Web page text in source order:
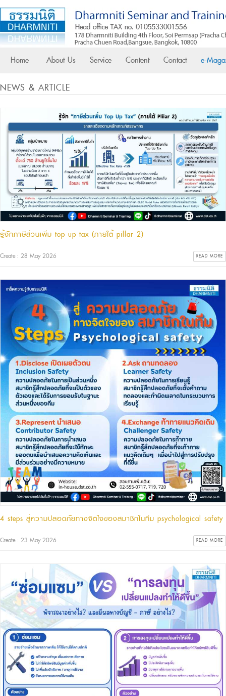
Home About Us Service Content Contact e-
NEWS & ARTICLE
รู้จักภาษีส่วนเพิ่ม top up tax (ภายใต้ pillar 2)
Create : 28 May 2026 READ MORE
4 steps สู่ความปลอดภัยทางจิตใจของสมาชิกในทีม psychological safety
Create : 23 May 2026 READ MORE